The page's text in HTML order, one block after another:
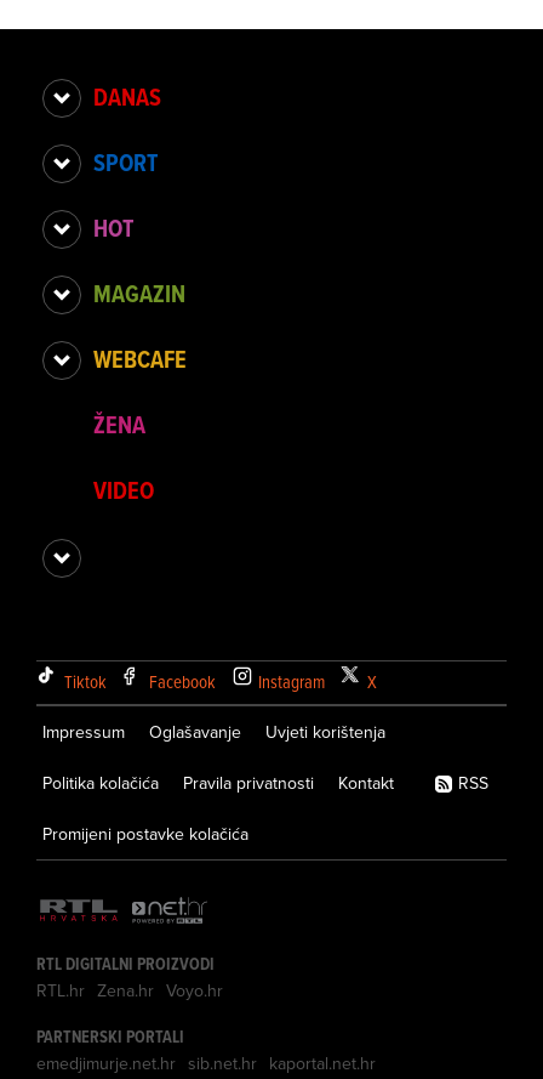
DANAS
SPORT
HOT
MAGAZIN
WEBCAFE
ŽENA
VIDEO
Tiktok Facebook Instagram X
Impressum Oglašavanje Uvjeti korištenja
Politika kolačića Pravila privatnosti Kontakt
Promijeni postavke kolačića
RSS
RTL DIGITALNI PROIZVODI
RTL.hr Zena.hr Voyo.hr
PARTNERSKI PORTALI
emedjimurje.net.hr sib.net.hr kaportal.net.hr